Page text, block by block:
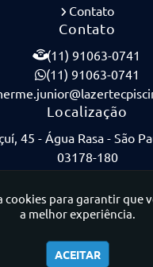
Contato
Contato
(11) 91063-0741
(11) 91063-0741
Localização
45 - Água Rasa - São
03178-180
cookies para garantir que
a melhor experiência.
ACEITAR